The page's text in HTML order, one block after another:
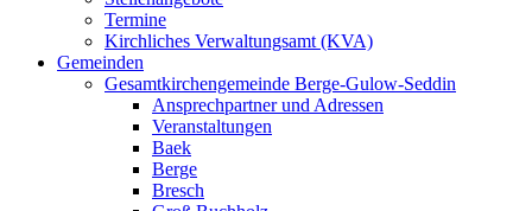
Termine
Kirchliches Verwaltungsamt (KVA)
Gemeinden
Gesamtkirchengemeinde Berge-Gulow-Seddin
Ansprechpartner und Adressen
Veranstaltungen
Baek
Berge
Bresch